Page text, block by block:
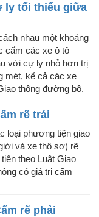
ly tối thiểu giữa
nhau một khoảng
cấm các xe ô tô
với cự ly nhỏ hơn trị
mét, kể cả các xe
thông đường bộ.
rẽ trái
loại phương tiện giao
và xe thô sơ) rẽ
theo Luật Giao
có giá trị cấm
rẽ phải